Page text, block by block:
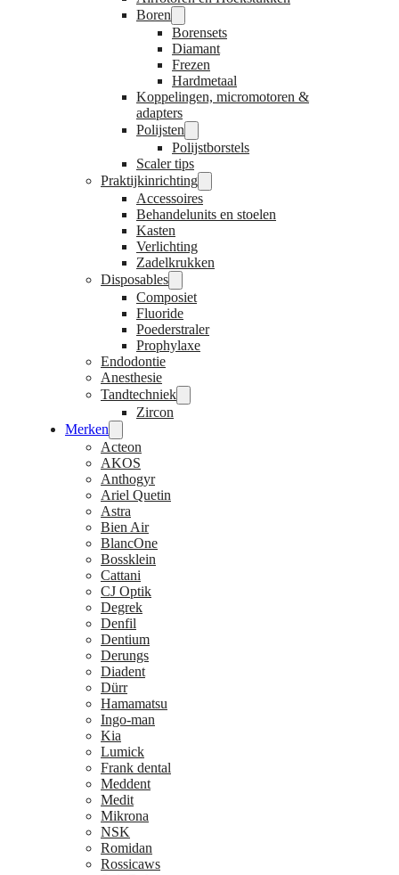
Boren
Borensets
Diamant
Frezen
Hardmetaal
Koppelingen, micromotoren &
adapters
Polijsten
Polijstborstels
Scaler tips
Praktijkinrichting
Accessoires
Behandelunits en stoelen
Kasten
Verlichting
Zadelkrukken
Disposables
Composiet
Fluoride
Poederstraler
Prophylaxe
Endodontie
Anesthesie
Tandtechniek
Zircon
Merken
Acteon
AKOS
Anthogyr
Ariel Quetin
Astra
Bien Air
BlancOne
Bossklein
Cattani
CJ Optik
Degrek
Denfil
Dentium
Derungs
Diadent
Dürr
Hamamatsu
Ingo-man
Kia
Lumick
Frank dental
Meddent
Medit
Mikrona
NSK
Romidan
Rossicaws